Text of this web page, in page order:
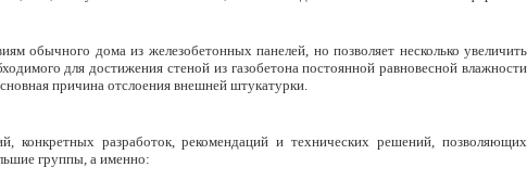
обычного дома из железобетонных панелей, но позволяет несколько увеличить
для достижения стеной из газобетона постоянной равновесной влажности
причина отслоения внешней штукатурки.
конкретных разработок, рекомендаций и технических решений, позволяющих
группы, а именно: